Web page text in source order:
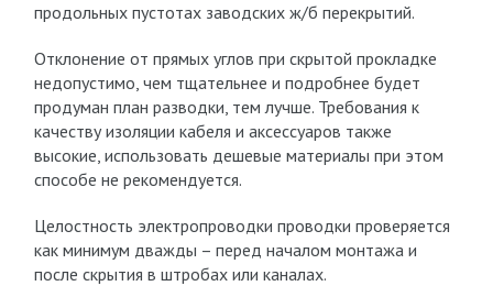
продольных пустотах заводских ж/б перекрытий.
Отклонение от прямых углов при скрытой прокладке
недопустимо, чем тщательнее и подробнее будет
продуман план разводки, тем лучше. Требования к
качеству изоляции кабеля и аксессуаров также
высокие, использовать дешевые материалы при этом
способе не рекомендуется.
Целостность электропроводки проводки проверяется
как минимум дважды – перед началом монтажа и
после скрытия в штробах или каналах.